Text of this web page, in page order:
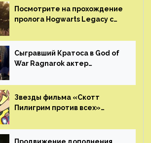
Посмотрите на прохождение
пролога Hogwarts Legacy с
GamesVoice показала первые
результаты своего труда
Сыгравший Кратоса в God of
War Ragnarok актер
игроков прекратить
консольные войны
Звезды фильма «Скотт
Пилигрим против всех»
аниме от Netflix